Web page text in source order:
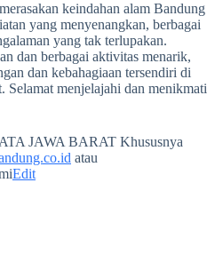
keindahan alam Bandung
yang menyenangkan, berbagai
yang tak terlupakan.
dan berbagai aktivitas menarik,
dan kebahagiaan tersendiri di
Selamat menjelajahi dan menikmati
JAWA BARAT Khususnya
atau
Edit